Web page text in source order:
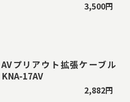
3,500円
AVプリアウト拡張ケーブル
KNA-17AV
2,882円